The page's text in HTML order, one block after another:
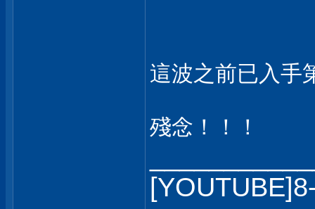
這波之前已入手
殘念！！！